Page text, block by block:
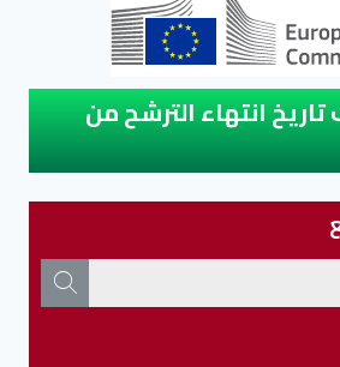
انتهاء الترشح من